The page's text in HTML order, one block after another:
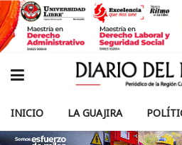
INICIO LA GUAJIRA